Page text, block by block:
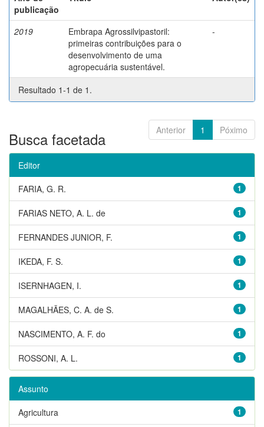
publicação
2019
Embrapa Agrossilvipastoril:
primeiras contribuições para o
desenvolvimento de uma
agropecuária sustentável.
-
Resultado 1-1 de 1.
Anterior 1 Póximo
Busca facetada
Editor
1
FARIA, G. R.
1
FARIAS NETO, A. L. de
1
FERNANDES JUNIOR, F.
1
IKEDA, F. S.
1
ISERNHAGEN, I.
1
MAGALHÃES, C. A. de S.
1
NASCIMENTO, A. F. do
1
ROSSONI, A. L.
Assunto
1
Agricultura